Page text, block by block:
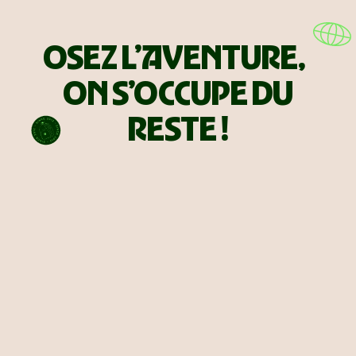
OSEZ L’AVENTURE,
ON S’OCCUPE DU
RESTE !